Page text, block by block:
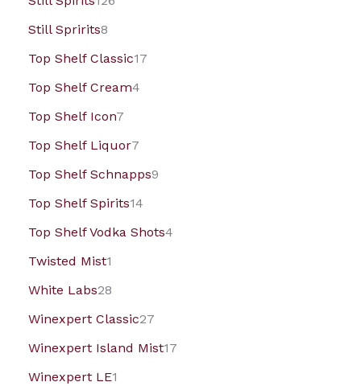
Still Spririts8
Top Shelf Classic17
Top Shelf Cream4
Top Shelf Icon7
Top Shelf Liquor7
Top Shelf Schnapps9
Top Shelf Spirits14
Top Shelf Vodka Shots4
Twisted Mist1
White Labs28
Winexpert Classic27
Winexpert Island Mist17
Winexpert LE1